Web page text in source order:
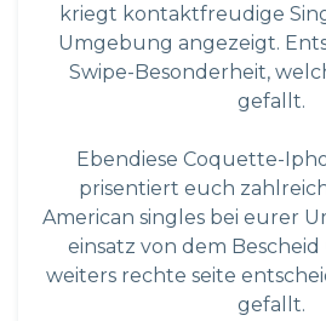
kriegt kontaktfreudige
Umgebung angezeigt.
Swipe-Besonderheit,
gefallt.
Ebendiese Coquette-
prisentiert euch
American singles bei eurer
einsatz von dem
weiters rechte seite
gefallt.